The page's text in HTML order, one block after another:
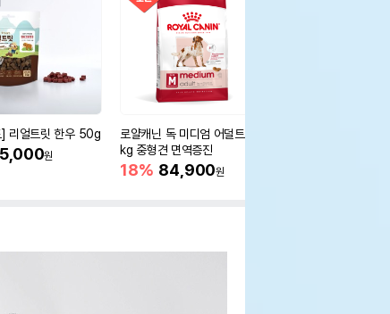
] 리얼트릿 한우 50g
5,000원
로얄캐닌 독 미디엄 어덜트 10
kg 중형견 면역증진
18% 84,900원